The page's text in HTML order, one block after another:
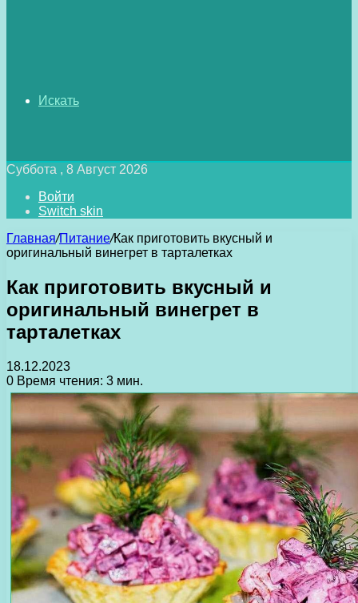
Искать
Суббота , 8 Август 2026
Войти
Switch skin
Главная/Питание/Как приготовить вкусный и
оригинальный винегрет в тарталетках
Как приготовить вкусный и
оригинальный винегрет в
тарталетках
18.12.2023
0 Время чтения: 3 мин.